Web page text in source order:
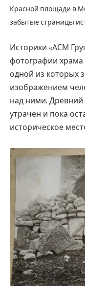
Красной площади в
забытые страницы
Историки «АСМ
фотографии храма
одной из которых
изображением
над ними.
утрачен и пока
историческое